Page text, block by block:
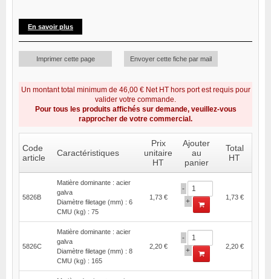
En savoir plus
Imprimer cette page Envoyer cette fiche par mail
Un montant total minimum de 46,00 € Net HT hors port est requis pour
valider votre commande.
Pour tous les produits affichés sur demande, veuillez-vous
rapprocher de votre commercial.
Code
article
Caractéristiques
Prix
unitaire
HT
Ajouter
au
panier
Total
HT
5826B
Matière dominante : acier
galva
Diamètre filetage (mm) : 6
CMU (kg) : 75
1,73 €
-
+
1,73 €
5826C
Matière dominante : acier
galva
Diamètre filetage (mm) : 8
CMU (kg) : 165
2,20 €
-
+
2,20 €